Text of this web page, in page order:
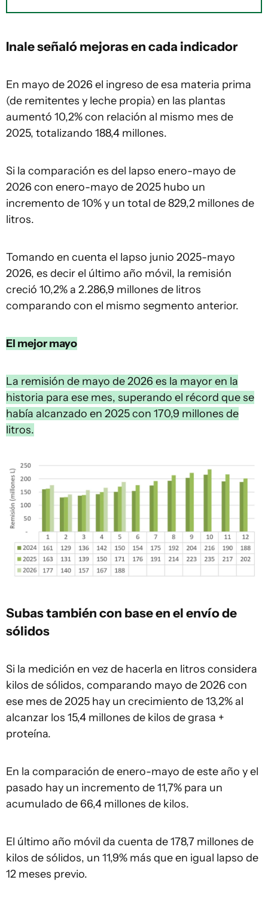
Inale señaló mejoras en cada indicador
En mayo de 2026 el ingreso de esa materia prima
(de remitentes y leche propia) en las plantas
aumentó 10,2% con relación al mismo mes de
2025, totalizando 188,4 millones.
Si la comparación es del lapso enero-mayo de
2026 con enero-mayo de 2025 hubo un
incremento de 10% y un total de 829,2 millones de
litros.
Tomando en cuenta el lapso junio 2025-mayo
2026, es decir el último año móvil, la remisión
creció 10,2% a 2.286,9 millones de litros
comparando con el mismo segmento anterior.
El mejor mayo
La remisión de mayo de 2026 es la mayor en la
historia para ese mes, superando el récord que se
había alcanzado en 2025 con 170,9 millones de
litros.
Subas también con base en el envío de
sólidos
Si la medición en vez de hacerla en litros considera
kilos de sólidos, comparando mayo de 2026 con
ese mes de 2025 hay un crecimiento de 13,2% al
alcanzar los 15,4 millones de kilos de grasa +
proteína.
En la comparación de enero-mayo de este año y el
pasado hay un incremento de 11,7% para un
acumulado de 66,4 millones de kilos.
El último año móvil da cuenta de 178,7 millones de
kilos de sólidos, un 11,9% más que en igual lapso de
12 meses previo.